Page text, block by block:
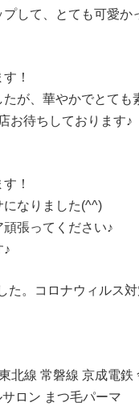
して、とても可愛
！
が、華やかでとても
お待ちしております♪
！
になりました(^^)
張ってください♪
♪
た。コロナウィルス
北線 常磐線 京成電鉄
ロン まつ毛パーマ